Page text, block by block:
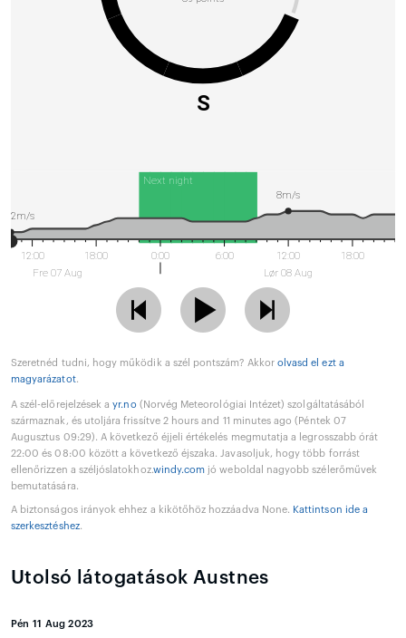
S
Next night
12:00
Fre 07 Aug
18:00 0:00 6:00
12:00
Lør 08 Aug
18:00
8m/s
2m/s
Szeretnéd tudni, hogy működik a szél pontszám? Akkor olvasd el ezt a
magyarázatot.
A szél-előrejelzések ayr.no (Norvég Meteorológiai Intézet) szolgáltatásából
származnak, és utoljára frissítve 2 hours and 11 minutes ago (Péntek 07
Augusztus 09:29). A következő éjjeli értékelés megmutatja a legrosszabb órát
22:00 és 08:00 között a következő éjszaka. Javasoljuk, hogy több forrást
ellenőrizzen a széljóslatokhoz.windy.com jó weboldal nagyobb szélerőművek
bemutatására.
A biztonságos irányok ehhez a kikötőhöz hozzáadva None. Kattintson ide a
szerkesztéshez.
Utolsó látogatások Austnes
Pén 11 Aug 2023